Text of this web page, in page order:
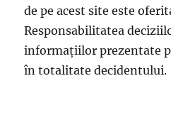
de pe acest site este
Responsabilitatea
informațiilor prezentate
în totalitate decidentului.